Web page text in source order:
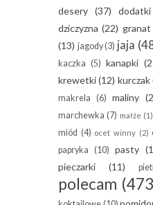
desery (37) dodatki
dziczyzna (22) granat
(13) jagody(3) jaja
kaczka (5) kanapki
krewetki (12) kurczak
makrela (6) maliny
marchewka (7) małże (1)
miód (4) ocet winny (2)
papryka
(10) pasty
pieczarki (11)
polecam